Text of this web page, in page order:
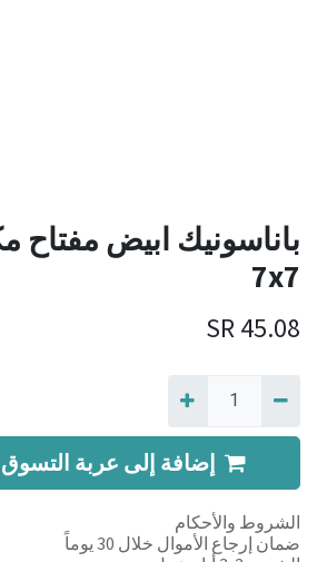
7x7
45.08
إضافة إلى عربة التسوق
الشروط والأحكام
ضمان إرجاع الأموال خلال 30 يوماً